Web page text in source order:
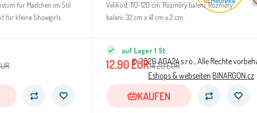
für Mädchen im Stil
ist perfekt für kleine Showgirls.
Velikost: 110-120 cm. Rozměry balení: Rozměry
balení: 32 cm x 41 cm x 2 cm.
auf Lager 1 St
12.90 EUR14.20EUR
KAUFEN
© 2026 AGA24 s.r.o., Alle Rechte
Eshops & webseiten BINARGON.cz